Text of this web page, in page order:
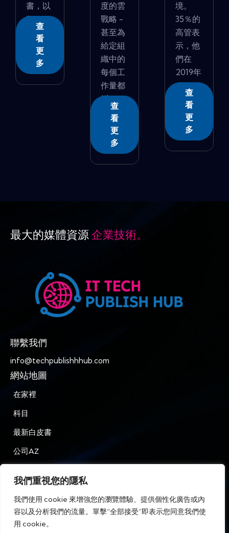
我們重視您的隱私
我們使用 cookie 來增強您的瀏覽體驗、提供個性化廣告或內
容以及分析我們的流量。單擊“全部接受”即表示您同意我們使
用 cookie。
書，以
了...
查
看
更
多
度的雲
戰略 -
甚至為
給定組
織中的
每個工
作量都
採...
查
看
更
多
境。
35％的
高管表
示，他
們在
2019年
�...
查
看
更
多
最大的媒體資源 企業技術。
聯繫我們
info@techpublishhhub.com
網站地圖
在家裡
科目
最新白皮書
公司AZ
條款和條件